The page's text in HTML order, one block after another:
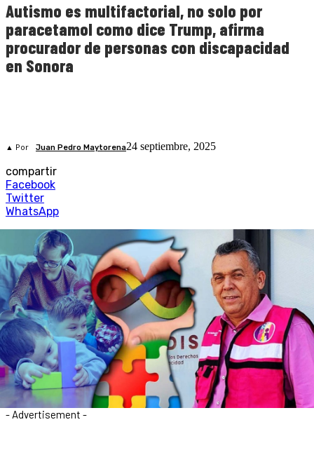
Autismo es multifactorial, no solo por
paracetamol como dice Trump, afirma
procurador de personas con discapacidad
en Sonora
▲ Por Juan Pedro Maytorena24 septiembre, 2025
compartir
Facebook
Twitter
WhatsApp
- Advertisement -